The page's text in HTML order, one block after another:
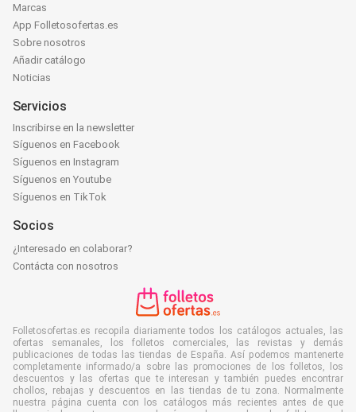
Marcas
App Folletosofertas.es
Sobre nosotros
Añadir catálogo
Noticias
Servicios
Inscribirse en la newsletter
Síguenos en Facebook
Síguenos en Instagram
Síguenos en Youtube
Síguenos en TikTok
Socios
¿Interesado en colaborar?
Contácta con nosotros
Folletosofertas.es recopila diariamente todos los catálogos actuales, las
ofertas semanales, los folletos comerciales, las revistas y demás
publicaciones de todas las tiendas de España. Así podemos mantenerte
completamente informado/a sobre las promociones de los folletos, los
descuentos y las ofertas que te interesan y también puedes encontrar
chollos, rebajas y descuentos en las tiendas de tu zona. Normalmente
nuestra página cuenta con los catálogos más recientes antes de que